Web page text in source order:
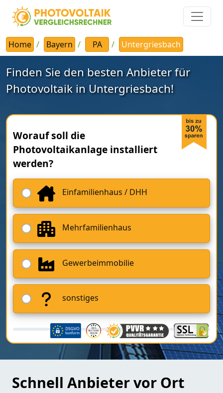
Home Bayern PA Untergriesbach
Finden Sie den besten Anbieter für
Photovoltaik in Untergriesbach!
Worauf soll die
Photovoltaikanlage installiert
werden?
Einfamilienhaus / DHH
Mehrfamilienhaus
Gewerbeimmobilie
sonstiges
Schnell Anbieter vor Ort